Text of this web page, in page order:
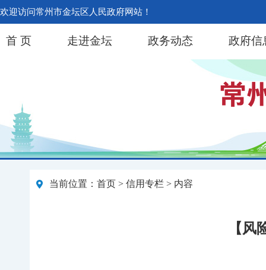
欢迎访问常州市金坛区人民政府网站！
首 页 走进金坛 政务动态 政府信
当前位置： 首页 > 信用专栏 > 内容
【